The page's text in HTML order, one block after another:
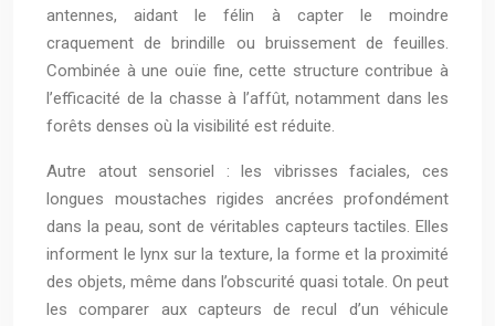
antennes, aidant le félin à capter le moindre
craquement de brindille ou bruissement de feuilles.
Combinée à une ouïe fine, cette structure contribue à
l’efficacité de la chasse à l’affût, notamment dans les
forêts denses où la visibilité est réduite.
Autre atout sensoriel : les vibrisses faciales, ces
longues moustaches rigides ancrées profondément
dans la peau, sont de véritables capteurs tactiles. Elles
informent le lynx sur la texture, la forme et la proximité
des objets, même dans l’obscurité quasi totale. On peut
les comparer aux capteurs de recul d’un véhicule